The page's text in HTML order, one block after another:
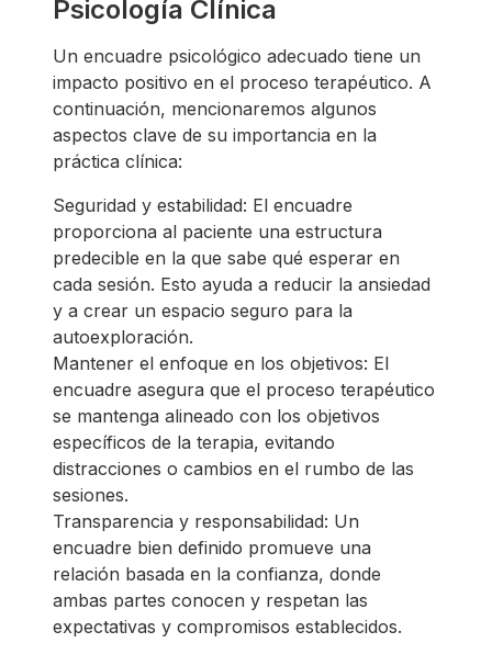
Psicología Clínica
Un encuadre psicológico adecuado tiene un
impacto positivo en el proceso terapéutico. A
continuación, mencionaremos algunos
aspectos clave de su importancia en la
práctica clínica:
Seguridad y estabilidad: El encuadre
proporciona al paciente una estructura
predecible en la que sabe qué esperar en
cada sesión. Esto ayuda a reducir la ansiedad
y a crear un espacio seguro para la
autoexploración.
Mantener el enfoque en los objetivos: El
encuadre asegura que el proceso terapéutico
se mantenga alineado con los objetivos
específicos de la terapia, evitando
distracciones o cambios en el rumbo de las
sesiones.
Transparencia y responsabilidad: Un
encuadre bien definido promueve una
relación basada en la confianza, donde
ambas partes conocen y respetan las
expectativas y compromisos establecidos.